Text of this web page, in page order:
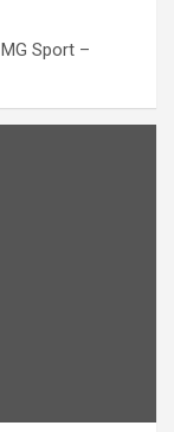
Sport –